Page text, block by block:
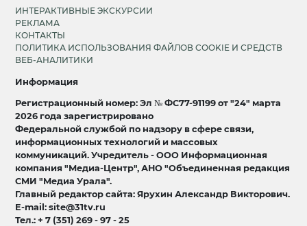
ИНТЕРАКТИВНЫЕ ЭКСКУРСИИ
РЕКЛАМА
КОНТАКТЫ
ПОЛИТИКА ИСПОЛЬЗОВАНИЯ ФАЙЛОВ COOKIE И СРЕДСТВ
ВЕБ-АНАЛИТИКИ
Информация
Регистрационный номер: Эл № ФС77-91199 от "24" марта
2026 года зарегистрировано
Федеральной службой по надзору в сфере связи,
информационных технологий и массовых
коммуникаций. Учредитель - ООО Информационная
компания "Медиа-Центр", АНО "Объединенная редакция
СМИ "Медиа Урала".
Главный редактор сайта: Ярухин Александр Викторович.
E-mail: site@31tv.ru
Тел.: + 7 (351) 269 - 97 - 25